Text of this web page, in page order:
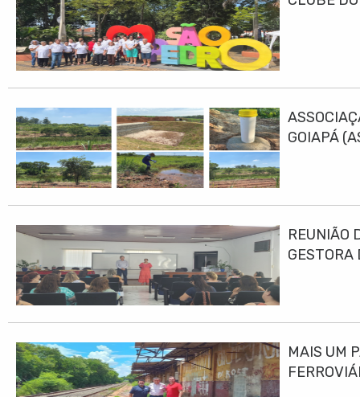
GOIAPÁ
REUNIÃO
GESTORA
MAIS UM